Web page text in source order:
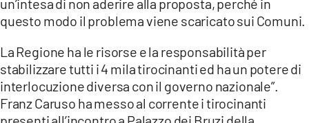
questo modo il problema viene scaricato sui Comuni.
La Regione ha le risorse e la responsabilità per
stabilizzare tutti i 4 mila tirocinanti ed ha un potere di
interlocuzione diversa con il governo nazionale”.
Franz Caruso ha messo al corrente i tirocinanti